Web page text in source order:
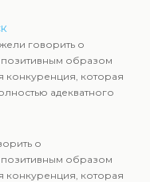
говорить о
позитивным образом
конкуренция, которая
адекватного
о
позитивным образом
конкуренция, которая